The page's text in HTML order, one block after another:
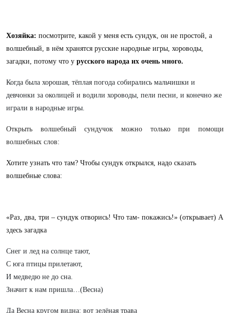
Хозяйка: посмотрите, какой у меня есть сундук, он не простой, а
волшебный, в нём хранятся русские народные игры, хороводы,
загадки, потому что у русского народа их очень много.
Когда была хорошая, тёплая погода собирались мальчишки и
девчонки за околицей и водили хороводы, пели песни, и конечно же
играли в народные игры.
Открыть волшебный сундучок можно только при помощи
волшебных слов:
Хотите узнать что там? Чтобы сундук открылся, надо сказать
волшебные слова:
«Раз, два, три – сундук отворись! Что там- покажись!» (открывает) А
здесь загадка
Снег и лед на солнце тают,
С юга птицы прилетают,
И медведю не до сна.
Значит к нам пришла…(Весна)
Да Весна кругом видна: вот зелёная трава